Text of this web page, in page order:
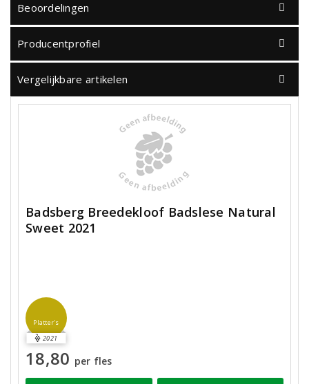
Beoordelingen
Producentprofiel
Vergelijkbare artikelen
Badsberg Breedekloof Badslese Natural
Sweet 2021
Platter's
2021
18,80 per fles